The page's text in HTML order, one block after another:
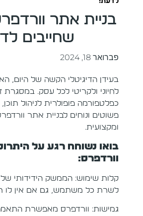
בניית אתר
שחייבים
פברואר 18, 2024
בעידן הדיגיטלי הקשה של היום,
לחיוני ולקריטי לכל עסק. במסגרת
כפלטפורמה פופולרית לניהול
פשוטים ונוחים לבניית אתר
ומקצועית.
בואו נשוחח רגע על
וורדפרס:
קלות שימוש: הממשק הידידותי של
לשרת כל משתמש, גם אם אין לו
גמישות: וורדפרס מאפשרת